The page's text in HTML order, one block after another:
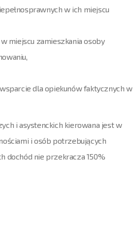
w ich miejscu
miejscu zamieszkania osoby
dla opiekunów faktycznych w
i asystenckich kierowana jest w
i osób potrzebujących
dochód nie przekracza 150%